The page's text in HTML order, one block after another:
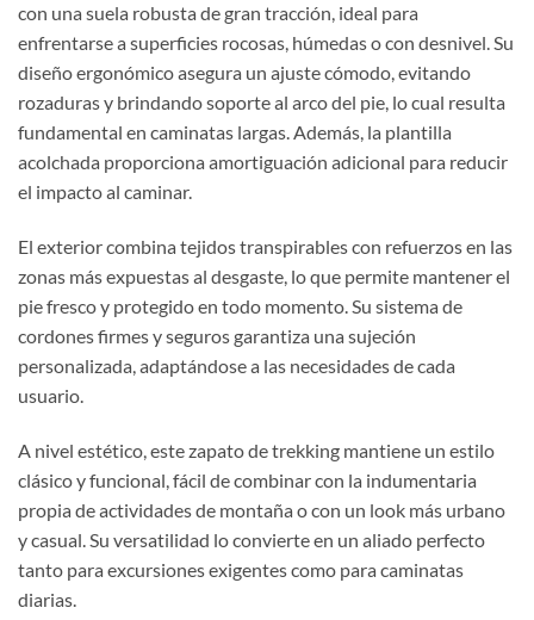
con una suela robusta de gran tracción, ideal para
enfrentarse a superficies rocosas, húmedas o con desnivel. Su
diseño ergonómico asegura un ajuste cómodo, evitando
rozaduras y brindando soporte al arco del pie, lo cual resulta
fundamental en caminatas largas. Además, la plantilla
acolchada proporciona amortiguación adicional para reducir
el impacto al caminar.
El exterior combina tejidos transpirables con refuerzos en las
zonas más expuestas al desgaste, lo que permite mantener el
pie fresco y protegido en todo momento. Su sistema de
cordones firmes y seguros garantiza una sujeción
personalizada, adaptándose a las necesidades de cada
usuario.
A nivel estético, este zapato de trekking mantiene un estilo
clásico y funcional, fácil de combinar con la indumentaria
propia de actividades de montaña o con un look más urbano
y casual. Su versatilidad lo convierte en un aliado perfecto
tanto para excursiones exigentes como para caminatas
diarias.